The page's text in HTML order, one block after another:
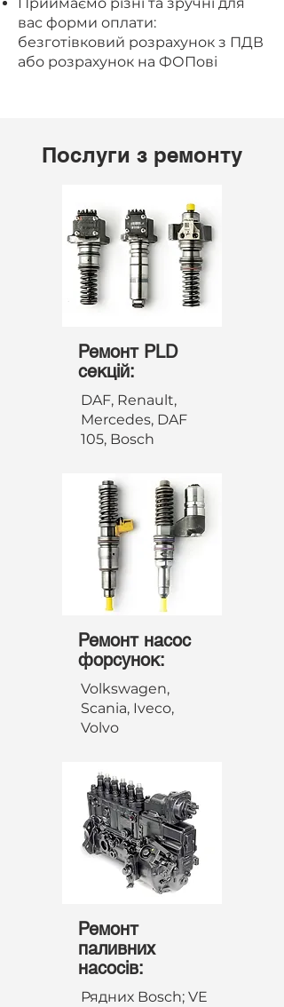
вас форми оплати:
безготівковий розрахунок з ПДВ
або розрахунок на ФОПові
Послуги з ремонту
Ремонт PLD
секцій:
DAF, Renault,
Mercedes, DAF
105, Bosch
Ремонт насос
форсунок:
Volkswagen,
Scania, Iveco,
Volvo
Ремонт
паливних
насосів:
Рядних Bosch; VE